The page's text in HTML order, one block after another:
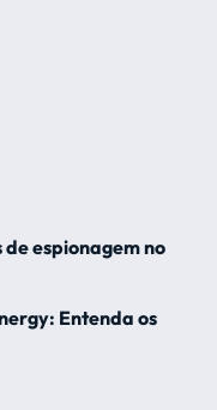
espionagem no
Entenda os